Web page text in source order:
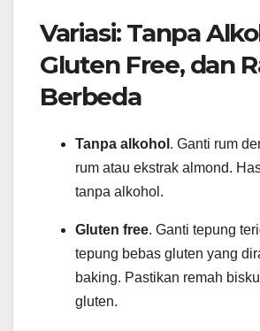
Variasi: Tanpa
Gluten Free, dan
Berbeda
Tanpa alkohol . Ganti rum
rum atau ekstrak almond.
tanpa alkohol.
Gluten free. Ganti tepung
tepung bebas gluten yang
baking. Pastikan remah
gluten.